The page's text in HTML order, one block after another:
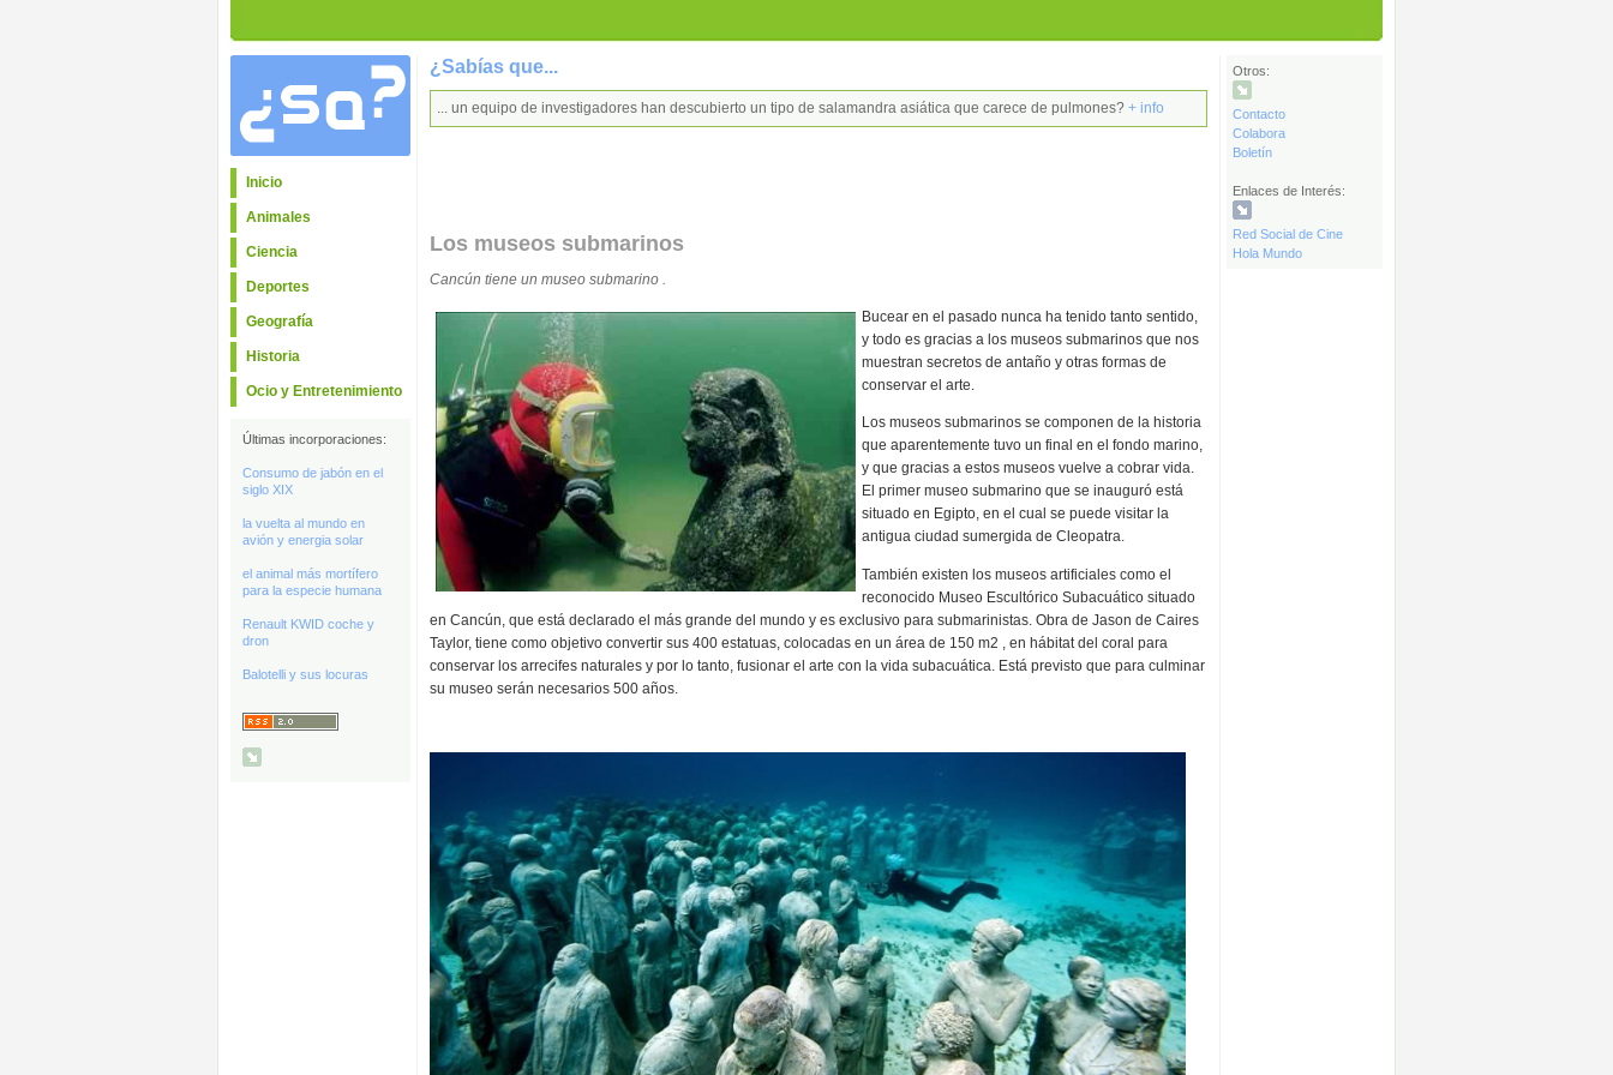
Otros:
Contacto
Colabora
Boletín
Enlaces de Interés:
Red Social de Cine
Hola Mundo
Inicio
Animales
Ciencia
Deportes
Geografía
Historia
Ocio y Entretenimiento
Últimas incorporaciones:
Consumo de jabón en el
siglo XIX
la vuelta al mundo en
avión y energia solar
el animal más mortífero
para la especie humana
Renault KWID coche y
dron
Balotelli y sus locuras
¿Sabías que...
... un equipo de investigadores han descubierto un tipo de salamandra asiática que carece de pulmones? + info
Los museos submarinos
Cancún tiene un museo submarino .
Bucear en el pasado nunca ha tenido tanto sentido,
y todo es gracias a los museos submarinos que nos
muestran secretos de antaño y otras formas de
conservar el arte.
Los museos submarinos se componen de la historia
que aparentemente tuvo un final en el fondo marino,
y que gracias a estos museos vuelve a cobrar vida.
El primer museo submarino que se inauguró está
situado en Egipto, en el cual se puede visitar la
antigua ciudad sumergida de Cleopatra.
También existen los museos artificiales como el
reconocido Museo Escultórico Subacuático situado
en Cancún, que está declarado el más grande del mundo y es exclusivo para submarinistas. Obra de Jason de Caires
Taylor, tiene como objetivo convertir sus 400 estatuas, colocadas en un área de 150 m2 , en hábitat del coral para
conservar los arrecifes naturales y por lo tanto, fusionar el arte con la vida subacuática. Está previsto que para culminar
su museo serán necesarios 500 años.